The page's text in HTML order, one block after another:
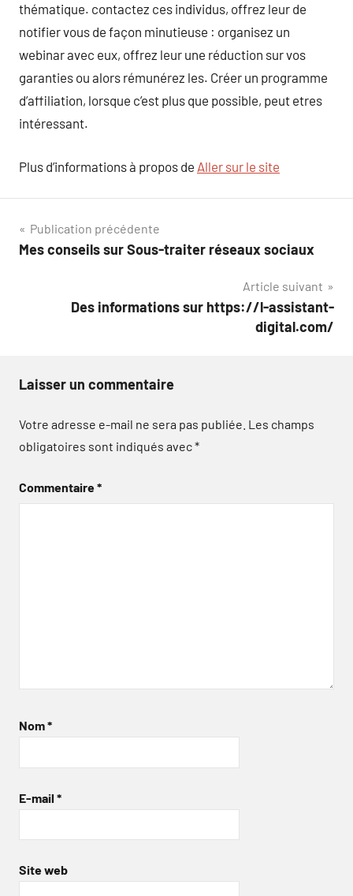
thématique. contactez ces individus, offrez leur de
notifier vous de façon minutieuse : organisez un
webinar avec eux, offrez leur une réduction sur vos
garanties ou alors rémunérez les. Créer un programme
d’affiliation, lorsque c’est plus que possible, peut etres
intéressant.
Plus d’informations à propos de Aller sur le site
Navigation
de
Publication précédente
Mes conseils sur Sous-traiter réseaux sociaux
Article suivant
Des informations sur https://l-assistant-
digital.com/
Laisser un commentaire
Votre adresse e-mail ne sera pas publiée. Les champs
obligatoires sont indiqués avec*
Commentaire*
Nom*
E-mail *
Site web